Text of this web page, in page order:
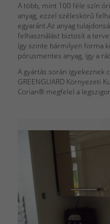
A több, mint 100 féle szín
anyag, ezzel széleskörű
egyaránt.Az anyag
felhasználást biztosít a
így szinte bármilyen forma
pórusmentes anyag, így a
A gyártás során igyekeznek
GREENGUARD Környezeti
Corian® megfelel a